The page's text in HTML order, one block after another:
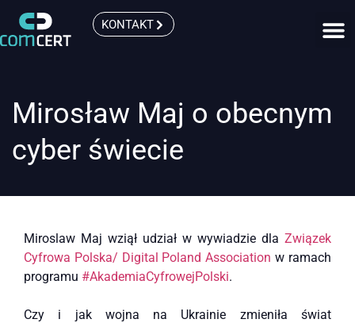
KONTAKT
Mirosław Maj o obecnym
cyber świecie
Miroslaw Maj wziął udział w wywiadzie dla Związek
Cyfrowa Polska/ Digital Poland Association w ramach
programu #AkademiaCyfrowejPolski.
Czy i jak wojna na Ukrainie zmieniła świat